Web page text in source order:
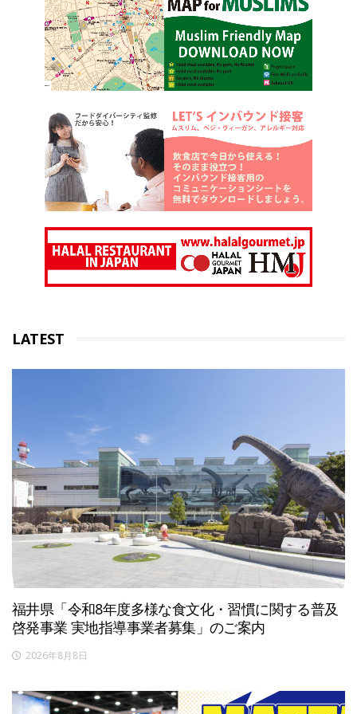
LATEST
福井県「令和8年度多様な食文化・習慣に関する普及
啓発事業 実地指導事業者募集」のご案内
2026年8月8日